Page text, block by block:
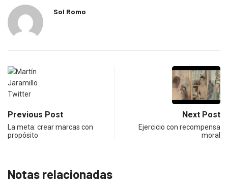
Sol Romo
Previous Post
La meta: crear marcas con
propósito
Next Post
Ejercicio con recompensa
moral
Notas relacionadas